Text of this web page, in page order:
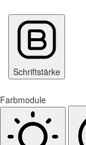
Schriftstärke
Farbmodule